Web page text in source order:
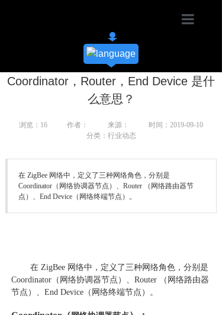
首页
产品展示
应用方案
新闻资讯
关于瑞迪莱
Coordinator，Router，End Device 是什
么意思？
浏览：16 作者： 来源：
时间：2019-09-10
分类：行业动态
在 ZigBee 网络中，定义了三种网络角色，分别是
Coordinator（网络协调器节点）、Router （网络路由器节
点）、End Device（网络终端节点）。
在 ZigBee 网络中，定义了三种网络角色，分别是
Coordinator（网络协调器节点）、Router （网络路由器
节点）、End Device（网络终端节点）。